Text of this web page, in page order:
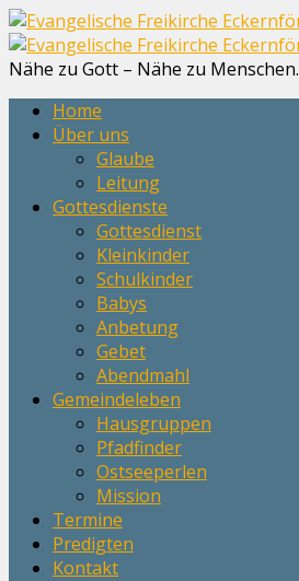
Nähe zu Gott – Nähe zu Menschen.
Home
Über uns
Glaube
Leitung
Gottesdienste
Gottesdienst
Kleinkinder
Schulkinder
Babys
Anbetung
Gebet
Abendmahl
Gemeindeleben
Hausgruppen
Pfadfinder
Ostseeperlen
Mission
Termine
Predigten
Kontakt